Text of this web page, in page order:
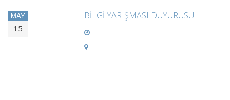
MAY
15
BİLGİ YARIŞMASI DUYURUSU